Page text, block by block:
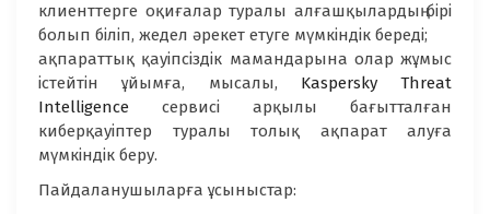
клиенттерге оқиғалар туралы алғашқылардың бірі
болып біліп, жедел әрекет етуге мүмкіндік береді;
ақпараттық қауіпсіздік мамандарына олар жұмыс
істейтін ұйымға, мысалы, Kaspersky Threat
Intelligence сервисі арқылы бағытталған
киберқауіптер туралы толық ақпарат алуға
мүмкіндік беру.
Пайдаланушыларға ұсыныстар: